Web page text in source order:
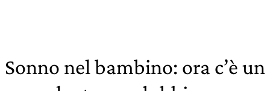
Sonno nel bambino: ora c’è un